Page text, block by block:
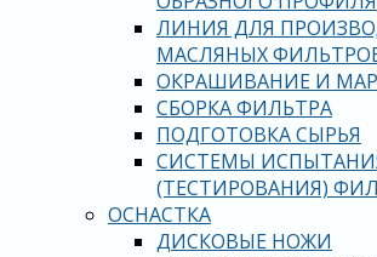
ЛИНИЯ ДЛЯ
МАСЛЯНЫХ
ОКРАШИВАНИЕ И
СБОРКА ФИЛЬТРА
ПОДГОТОВКА СЫРЬЯ
СИСТЕМЫ
(ТЕСТИРОВАНИЯ)
ОСНАСТКА
ДИСКОВЫЕ НОЖИ